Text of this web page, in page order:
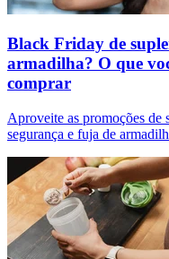
Black Friday de
armadilha? O que
comprar
Aproveite as promoções
segurança e fuja de